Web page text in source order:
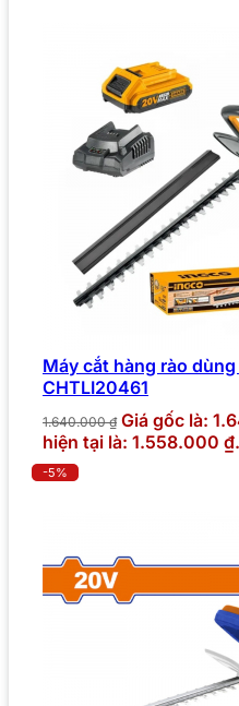
Máy cắt hàng rào
CHTLI20461
1.640.000₫ Giá gốc là:
hiện tại là: 1.558.000 ₫.
-5%